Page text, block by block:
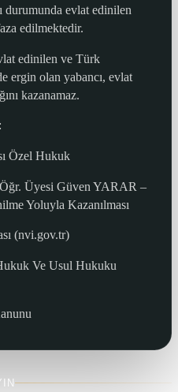
durumunda evlat edinilen
edilmektedir.
edinilen ve Türk
ergin olan yabancı, evlat
kazanamaz.
Özel Hukuk
Üyesi Güven YARAR –
Yoluyla Kazanılması
(nvi.gov.tr)
Ve Usul Hukuku